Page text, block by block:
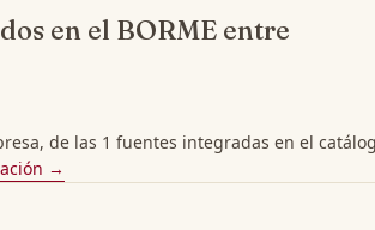
en el BORME entre
de las 1 fuentes integradas en el
→